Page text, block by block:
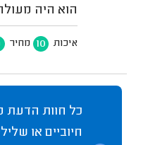
הוא היה
איכות 10 מחיר
כל חוות הדעת
חיוביים או